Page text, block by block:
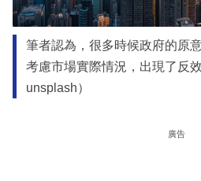
筆者認為，很多時候政府的原
考慮市場實際情況，出現了反
unsplash）
廣告